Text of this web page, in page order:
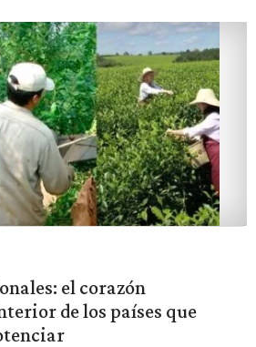
el corazón
de los países que